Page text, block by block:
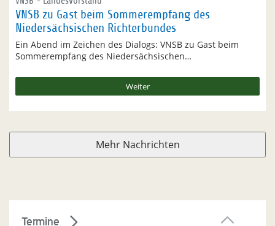
VNSB zu Gast beim Sommerempfang des
Niedersächsischen Richterbundes
Ein Abend im Zeichen des Dialogs: VNSB zu Gast beim
Sommerempfang des Niedersächsischen…
Weiter
Mehr Nachrichten
Termine